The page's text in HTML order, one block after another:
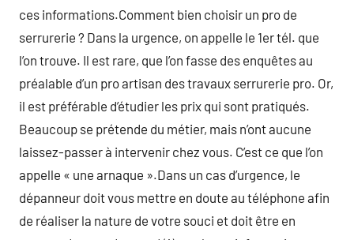
ces informations.Comment bien choisir un pro de
serrurerie ? Dans la urgence, on appelle le 1er tél. que
l’on trouve. Il est rare, que l’on fasse des enquêtes au
préalable d’un pro artisan des travaux serrurerie pro. Or,
il est préférable d’étudier les prix qui sont pratiqués.
Beaucoup se prétende du métier, mais n’ont aucune
laissez-passer à intervenir chez vous. C’est ce que l’on
appelle « une arnaque ».Dans un cas d’urgence, le
dépanneur doit vous mettre en doute au téléphone afin
de réaliser la nature de votre souci et doit être en